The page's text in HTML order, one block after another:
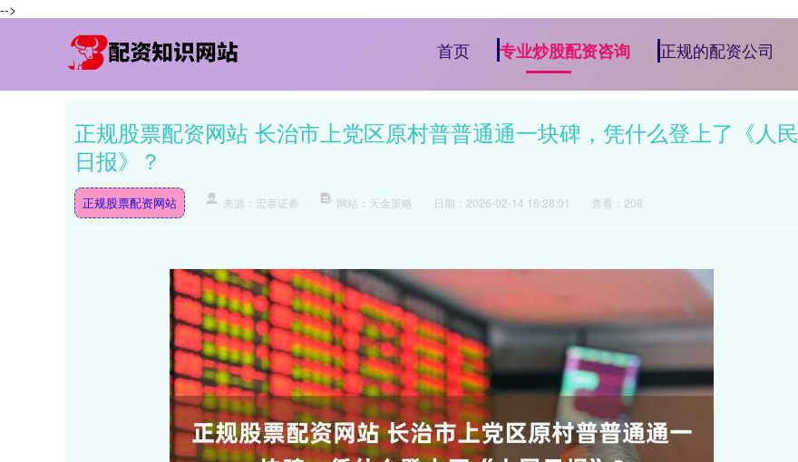
-->
首页 专业炒股配资咨询 正规的配资公司
正规股票配资网站 长治市上党区原村普普通通一块碑，凭什么登上了《人民
日报》？
正规股票配资网站 来源：宏泰证券 网站：天金策略 日期：2026-02-14 16:28:01 查看：208